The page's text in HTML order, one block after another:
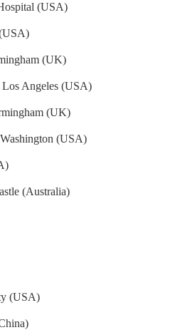
(USA)
(UK)
Angeles (USA)
(UK)
(USA)
(Australia)
(USA)